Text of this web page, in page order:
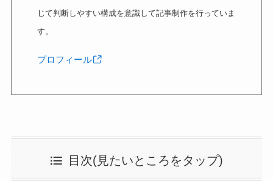
じて判断しやすい構成を意識して記事制作を行っていま
す。
プロフィール
目次(見たいところをタップ)